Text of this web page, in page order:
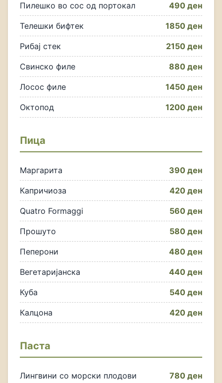
Пилешко во сос од портокал 490 ден
Телешки бифтек 1850 ден
Рибај стек 2150 ден
Свинско филе 880 ден
Лосос филе 1450 ден
Октопод 1200 ден
Пица
Маргарита 390 ден
Капричиоза 420 ден
Quatro Formaggi 560 ден
Прошуто 580 ден
Пеперони 480 ден
Вегетаријанска 440 ден
Куба 540 ден
Калцона 420 ден
Паста
Лингвини со морски плодови 780 ден